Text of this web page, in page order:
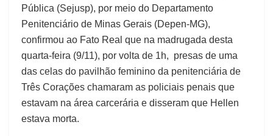
Pública (Sejusp), por meio do Departamento
Penitenciário de Minas Gerais (Depen-MG),
confirmou ao Fato Real que na madrugada desta
quarta-feira (9/11), por volta de 1h, presas de uma
das celas do pavilhão feminino da penitenciária de
Três Corações chamaram as policiais penais que
estavam na área carcerária e disseram que Hellen
estava morta.